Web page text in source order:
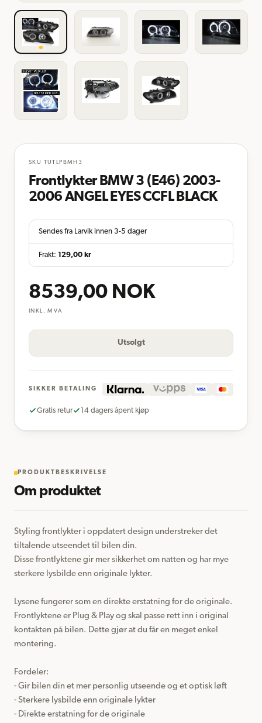
SKU TUTLPBMH3
Frontlykter BMW 3 (E46) 2003-
2006 ANGEL EYES CCFL BLACK
Sendes fra Larvik innen 3-5 dager
Frakt: 129,00 kr
8539,00 NOK
INKL. MVA
Utsolgt
SIKKER BETALING
Gratis retur 14 dagers åpent kjøp
PRODUKTBESKRIVELSE
Om produktet
Styling frontlykter i oppdatert design understreker det
tiltalende utseendet til bilen din.
Disse frontlyktene gir mer sikkerhet om natten og har mye
sterkere lysbilde enn originale lykter.
Lysene fungerer som en direkte erstatning for de originale.
Frontlyktene er Plug & Play og skal passe rett inn i original
kontakten på bilen. Dette gjør at du får en meget enkel
montering.
Fordeler:
- Gir bilen din et mer personlig utseende og et optisk løft
- Sterkere lysbilde enn originale lykter
- Direkte erstatning for de originale